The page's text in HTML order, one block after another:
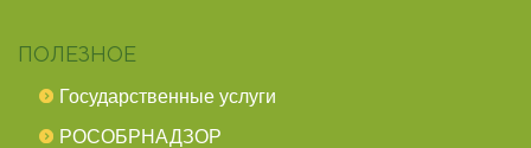
ПОЛЕЗНОЕ
Государственные услуги
РОСОБРНАДЗОР